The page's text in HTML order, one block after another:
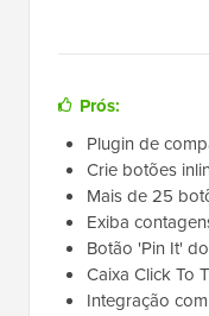
Prós:
Plugin de
Crie botões
Mais de 25
Exiba
Botão 'Pin It'
Caixa Click To
Integração